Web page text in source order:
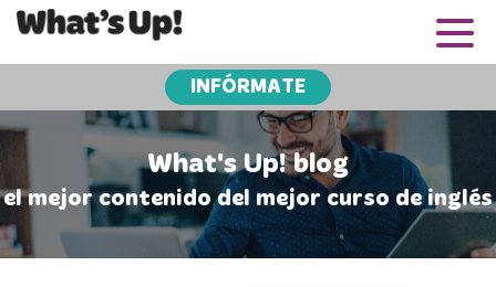
INFÓRMATE
What's Up! blog
el mejor contenido del mejor curso de inglés